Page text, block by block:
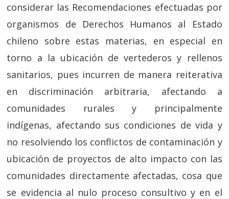
considerar las Recomendaciones efectuadas por
organismos de Derechos Humanos al Estado
chileno sobre estas materias, en especial en
torno a la ubicación de vertederos y rellenos
sanitarios, pues incurren de manera reiterativa
en discriminación arbitraria, afectando a
comunidades rurales y principalmente
indígenas, afectando sus condiciones de vida y
no resolviendo los conflictos de contaminación y
ubicación de proyectos de alto impacto con las
comunidades directamente afectadas, cosa que
se evidencia al nulo proceso consultivo y en el